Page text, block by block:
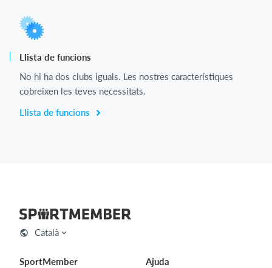
Llista de funcions
No hi ha dos clubs iguals. Les nostres característiques
cobreixen les teves necessitats.
Llista de funcions
Català
SportMember
Ajuda